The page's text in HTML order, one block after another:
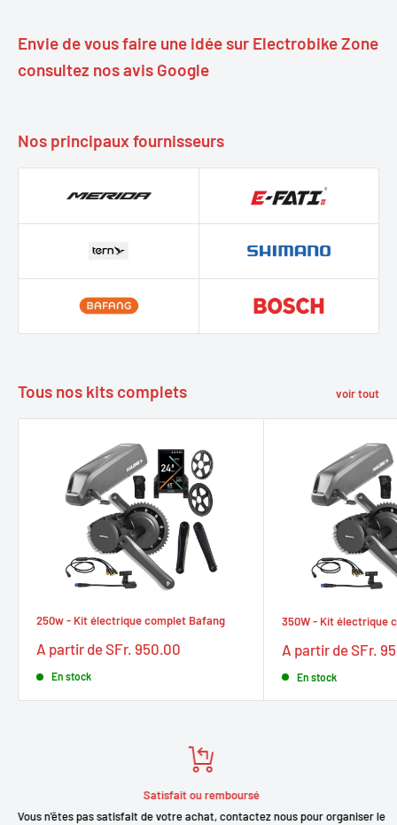
Envie de vous faire une idée sur Electrobike Zone
consultez nos avis Google
Nos principaux fournisseurs
Tous nos kits complets voir tout
250w - Kit électrique complet Bafang
Prix
réduit
A partir de SFr. 950.00
En stock
350W - Kit électrique
Prix
réduit
A partir de SFr.
En stock
Satisfait ou remboursé
Vous n'êtes pas satisfait de votre achat, contactez nous pour organiser le